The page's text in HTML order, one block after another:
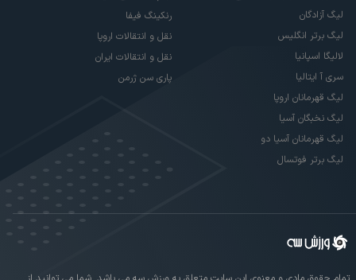
لیگ آزادگان
لیگ برتر انگلیس
لالیگا اسپانیا
سری آ ایتالیا
لیگ قهرمانان اروپا
لیگ نخبگان آسیا
لیگ قهرمانان آسیا دو
لیگ برتر فوتسال
رنکینگ فیفا
نقل و انتقالات اروپا
نقل و انتقالات ایران
پاری سن ژرمن